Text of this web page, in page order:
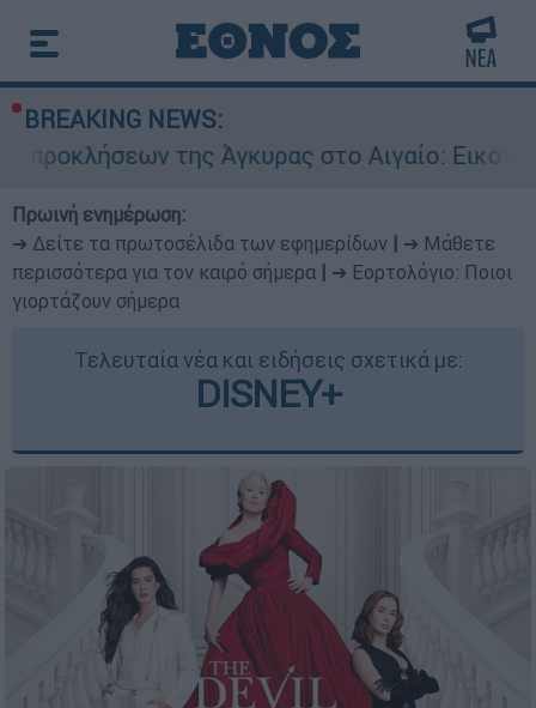
BREAKING NEWS:
της Άγκυρας στο Αιγαίο: Εικονική
Πρωινή ενημέρωση:
➔ Δείτε τα πρωτοσέλιδα των εφημερίδων
➔ Μάθετε
περισσότερα για τον καιρό σήμερα
➔ Εορτολόγιο: Ποιοι
γιορτάζουν σήμερα
Τελευταία νέα και ειδήσεις σχετικά με:
DISNEY+